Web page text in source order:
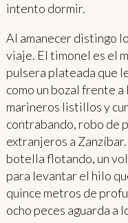
intento dormir.
Al amanecer distingo
viaje. El timonel es el
pulsera plateada que
como un bozal frente
marineros listillos y
contrabando, robo de
extranjeros a
botella flotando, un
para levantar el hilo
quince metros de
ocho peces aguarda a